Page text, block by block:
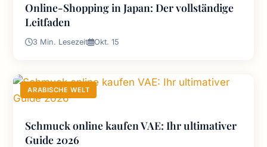
Online-Shopping in Japan: Der vollständige
Leitfaden
3 Min. Lesezeit Okt. 15
ARABISCHE WELT
Schmuck online kaufen VAE: Ihr ultimativer
Guide 2026